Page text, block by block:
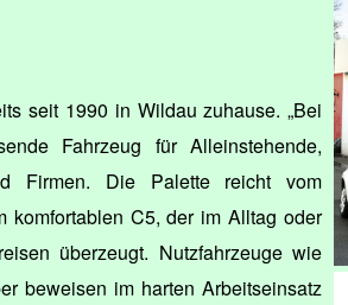
seit 1990 in Wildau zuhause. „Bei
Fahrzeug für Alleinstehende,
Firmen. Die Palette reicht vom
komfortablen C5, der im Alltag oder
überzeugt. Nutzfahrzeuge wie
beweisen im harten Arbeitseinsatz